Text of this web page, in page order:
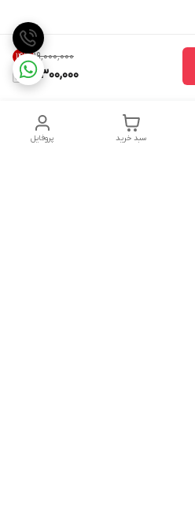
۱۹٬۰۰۰٬۰۰۰ 14%
16,300,000
پروفایل سبد خرید